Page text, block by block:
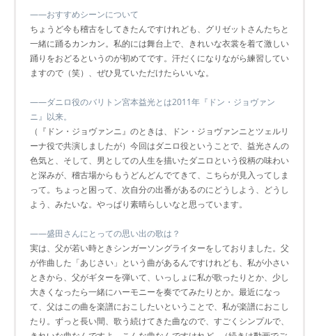
――おすすめシーンについて
ちょうど今も稽古をしてきたんですけれども、グリゼットさんたちと
一緒に踊るカンカン。私的には舞台上で、きれいな衣裳を着て激しい
踊りをおどるというのが初めてです。汗だくになりながら練習してい
ますので（笑）、ぜひ見ていただけたらいいな。
――ダニロ役のバリトン宮本益光とは2011年『ドン・ジョヴァン
ニ』以来。
（『ドン・ジョヴァンニ』のときは、ドン・ジョヴァンニとツェルリ
ーナ役で共演しましたが）今回はダニロ役ということで、益光さんの
色気と、そして、男としての人生を描いたダニロという役柄の味わい
と深みが、稽古場からもうどんどんでてきて、こちらが見入ってしま
って。ちょっと困って、次自分の出番があるのにどうしよう、どうし
よう、みたいな。やっぱり素晴らしいなと思っています。
――盛田さんにとっての思い出の歌は？
実は、父が若い時ときシンガーソングライターをしておりました。父
が作曲した「あじさい」という曲があるんですけれども、私が小さい
ときから、父がギターを弾いて、いっしょに私が歌ったりとか、少し
大きくなったら一緒にハーモニーを奏でてみたりとか。最近になっ
て、父はこの曲を楽譜におこしたいということで、私が楽譜におこし
たり。ずっと長い間、歌う続けてきた曲なので、すごくシンプルで、